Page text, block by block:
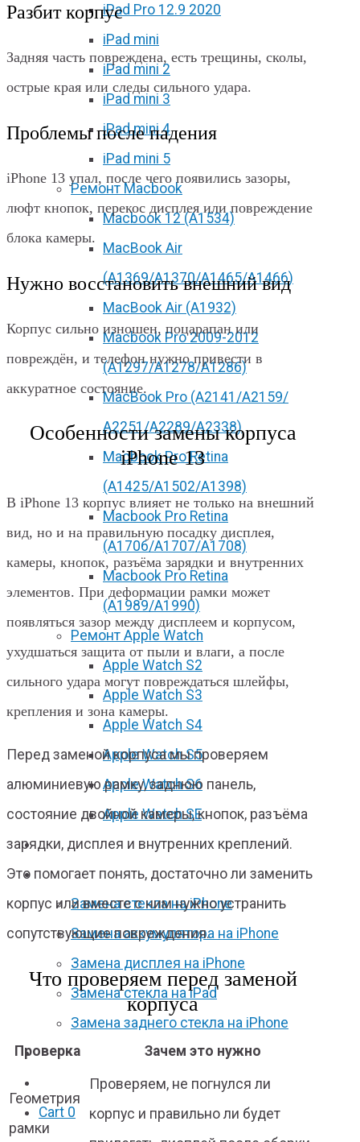
iPad Pro 12.9 2020
iPad mini
iPad mini 2
iPad mini 3
iPad mini 4
iPad mini 5
Ремонт Macbook
Macbook 12 (А1534)
MacBook Air
(A1369/A1370/A1465/A1466)
MacBook Air (A1932)
Macbook Pro 2009-2012
(A1297/A1278/A1286)
MacBook Pro (А2141/А2159/
А2251/A2289/A2338)
Macbook Pro Retina
(А1425/A1502/A1398)
Macbook Pro Retina
(А1706/A1707/A1708)
Macbook Pro Retina
(А1989/A1990)
Ремонт Apple Watch
Apple Watch S2
Apple Watch S3
Apple Watch S4
Apple Watch S5
Apple Watch S6
Apple Watch SE
Отзывы
Акции
Замена стекла на iPhone
Замена аккумулятора на iPhone
Замена дисплея на iPhone
Замена стекла на iPad
Замена заднего стекла на iPhone
Вакансии
Cart 0
Разбит корпус
Задняя часть повреждена, есть трещины, сколы,
острые края или следы сильного удара.
Проблемы после падения
iPhone 13 упал, после чего появились зазоры,
люфт кнопок, перекос дисплея или повреждение
блока камеры.
Нужно восстановить внешний вид
Корпус сильно изношен, поцарапан или
повреждён, и телефон нужно привести в
аккуратное состояние.
Особенности замены корпуса
iPhone 13
В iPhone 13 корпус влияет не только на внешний
вид, но и на правильную посадку дисплея,
камеры, кнопок, разъёма зарядки и внутренних
элементов. При деформации рамки может
появляться зазор между дисплеем и корпусом,
ухудшаться защита от пыли и влаги, а после
сильного удара могут повреждаться шлейфы,
крепления и зона камеры.
Перед заменой корпуса мы проверяем
алюминиевую рамку, заднюю панель,
состояние двойной камеры, кнопок, разъёма
зарядки, дисплея и внутренних креплений.
Это помогает понять, достаточно ли заменить
корпус или вместе с ним нужно устранить
сопутствующие повреждения.
Что проверяем перед заменой
корпуса
Проверка Зачем это нужно
Геометрия
рамки
Проверяем, не погнулся ли
корпус и правильно ли будет